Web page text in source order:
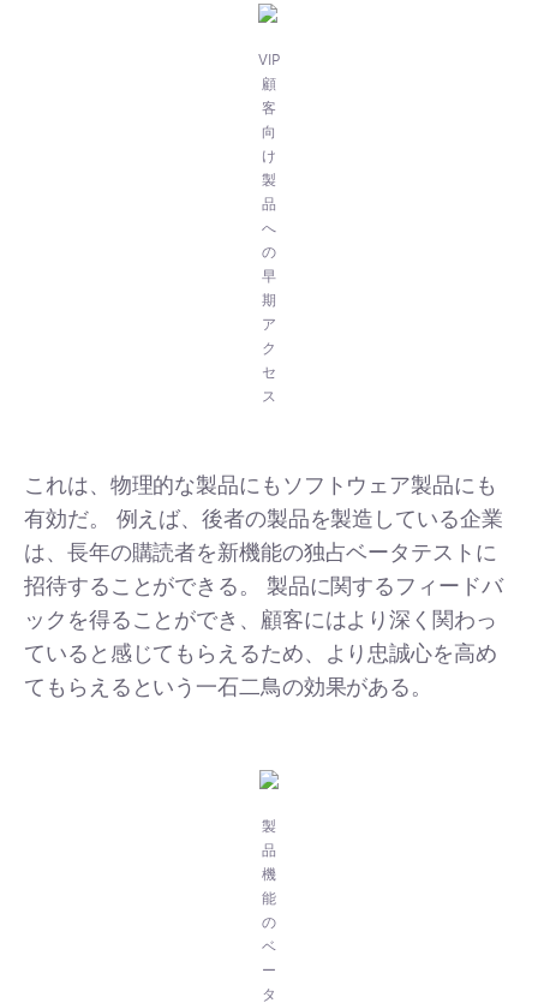
VIP
顧
客
向
け
製
品
へ
の
早
期
ア
ク
セ
ス
これは、物理的な製品にもソフトウェア製品にも
有効だ。 例えば、後者の製品を製造している企業
は、長年の購読者を新機能の独占ベータテストに
招待することができる。 製品に関するフィードバ
ックを得ることができ、顧客にはより深く関わっ
ていると感じてもらえるため、より忠誠心を高め
てもらえるという一石二鳥の効果がある。
製
品
機
能
の
ベ
ー
タ